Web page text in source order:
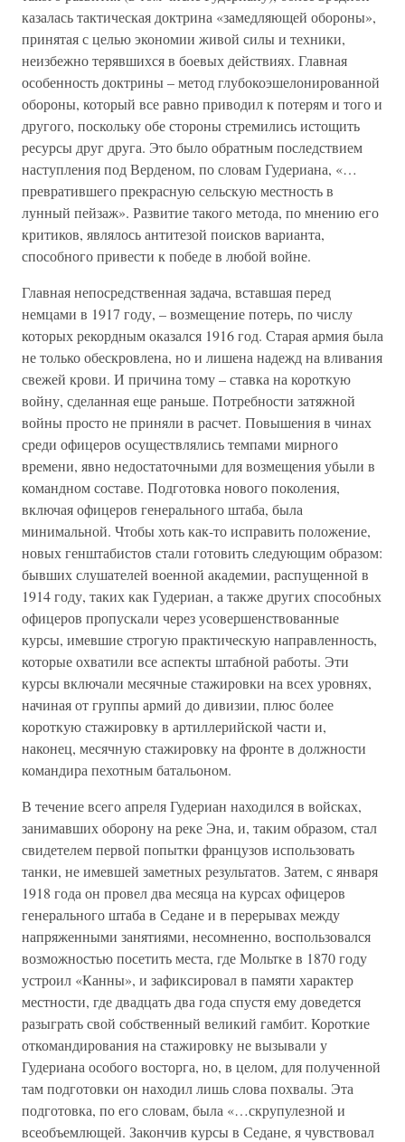
казалась тактическая доктрина «замедляющей обороны»,
принятая с целью экономии живой силы и техники,
неизбежно терявшихся в боевых действиях. Главная
особенность доктрины – метод глубокоэшелонированной
обороны, который все равно приводил к потерям и того и
другого, поскольку обе стороны стремились истощить
ресурсы друг друга. Это было обратным последствием
наступления под Верденом, по словам Гудериана, «…
превратившего прекрасную сельскую местность в
лунный пейзаж». Развитие такого метода, по мнению его
критиков, являлось антитезой поисков варианта,
способного привести к победе в любой войне.
Главная непосредственная задача, вставшая перед
немцами в 1917 году, – возмещение потерь, по числу
которых рекордным оказался 1916 год. Старая армия была
не только обескровлена, но и лишена надежд на вливания
свежей крови. И причина тому – ставка на короткую
войну, сделанная еще раньше. Потребности затяжной
войны просто не приняли в расчет. Повышения в чинах
среди офицеров осуществлялись темпами мирного
времени, явно недостаточными для возмещения убыли в
командном составе. Подготовка нового поколения,
включая офицеров генерального штаба, была
минимальной. Чтобы хоть как-то исправить положение,
новых генштабистов стали готовить следующим образом:
бывших слушателей военной академии, распущенной в
1914 году, таких как Гудериан, а также других способных
офицеров пропускали через усовершенствованные
курсы, имевшие строгую практическую направленность,
которые охватили все аспекты штабной работы. Эти
курсы включали месячные стажировки на всех уровнях,
начиная от группы армий до дивизии, плюс более
короткую стажировку в артиллерийской части и,
наконец, месячную стажировку на фронте в должности
командира пехотным батальоном.
В течение всего апреля Гудериан находился в войсках,
занимавших оборону на реке Эна, и, таким образом, стал
свидетелем первой попытки французов использовать
танки, не имевшей заметных результатов. Затем, с января
1918 года он провел два месяца на курсах офицеров
генерального штаба в Седане и в перерывах между
напряженными занятиями, несомненно, воспользовался
возможностью посетить места, где Мольтке в 1870 году
устроил «Канны», и зафиксировал в памяти характер
местности, где двадцать два года спустя ему доведется
разыграть свой собственный великий гамбит. Короткие
откомандирования на стажировку не вызывали у
Гудериана особого восторга, но, в целом, для полученной
там подготовки он находил лишь слова похвалы. Эта
подготовка, по его словам, была «…скрупулезной и
всеобъемлющей. Закончив курсы в Седане, я чувствовал